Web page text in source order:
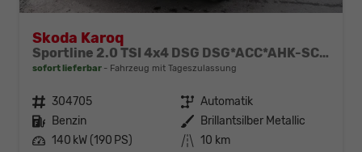
Skoda Karoq
Sportline 2.0 TSI 4x4 DSG DSG*ACC*AHK-SCHWENKBAR*PDC-HINTEN*KESSY*LENKRADHEIZUNG*
sofort lieferbar Fahrzeug mit Tageszulassung
Fahrzeugnr. 304705 Getriebe Automatik
Kraftstoff Benzin Außenfarbe Brillantsilber Metallic
Leistung 140 kW (190 PS) Kilometerstand 10 km